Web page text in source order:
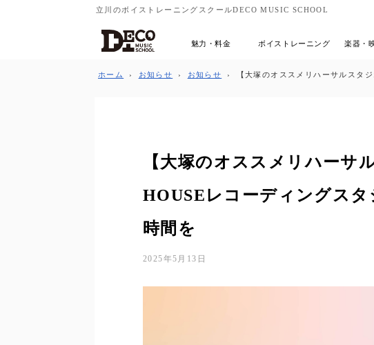
立川のボイストレーニングスクールDECO MUSIC SCHOOL
魅力・料金 ボイストレーニング 楽器・
ホーム › お知らせ › お知らせ › 【大塚のオススメリハーサルスタ
【大塚のオススメリハーサ
HOUSEレコーディングス
時間を
2025年5月13日